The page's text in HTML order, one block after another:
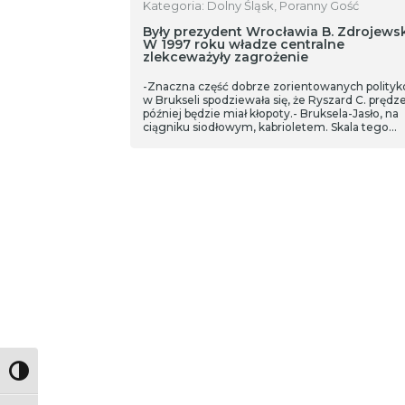
Toggle High Contrast
Kategoria: Dolny Śląsk, Poranny Gość
Były prezydent Wrocławia B.
W 1997 roku władze centralne
zlekceważyły zagrożenie
-Znaczna część dobrze zorientowanych
w Brukseli spodziewała się, że Ryszard C.
później będzie miał kłopoty.- Bruksela-Jasło, na
ciągniku siodłowym, kabrioletem. Skala tego